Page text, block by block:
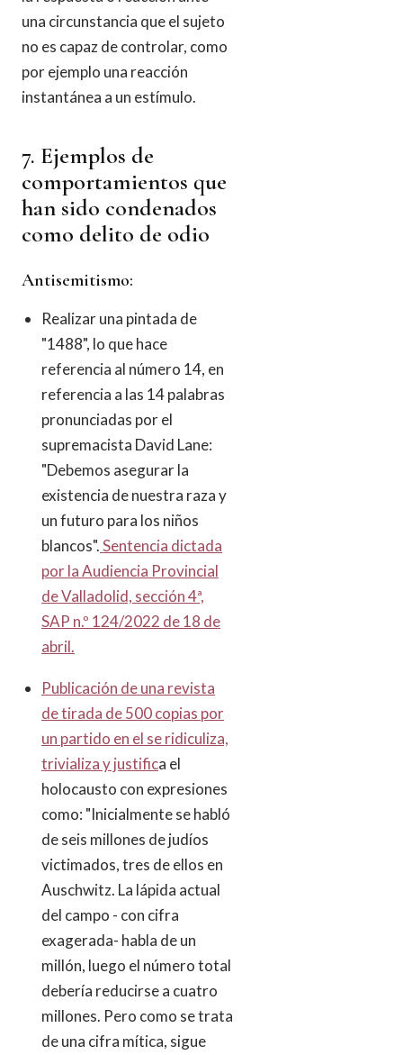
una circunstancia que el sujeto
no es capaz de controlar, como
por ejemplo una reacción
instantánea a un estímulo.
7. Ejemplos de
comportamientos que
han sido condenados
como delito de odio
Antisemitismo:
Realizar una pintada de
"1488", lo que hace
referencia al número 14, en
referencia a las 14 palabras
pronunciadas por el
supremacista David Lane:
"Debemos asegurar la
existencia de nuestra raza y
un futuro para los niños
blancos".Sentencia dictada
por la Audiencia Provincial
de Valladolid, sección 4ª,
SAP n.º 124/2022 de 18 de
abril.
Publicación de una revista
de tirada de 500 copias por
un partido en el se ridiculiza,
trivializa y justifica el
holocausto con expresiones
como: "Inicialmente se habló
de seis millones de judíos
victimados, tres de ellos en
Auschwitz. La lápida actual
del campo - con cifra
exagerada- habla de un
millón, luego el número total
debería reducirse a cuatro
millones. Pero como se trata
de una cifra mítica, sigue